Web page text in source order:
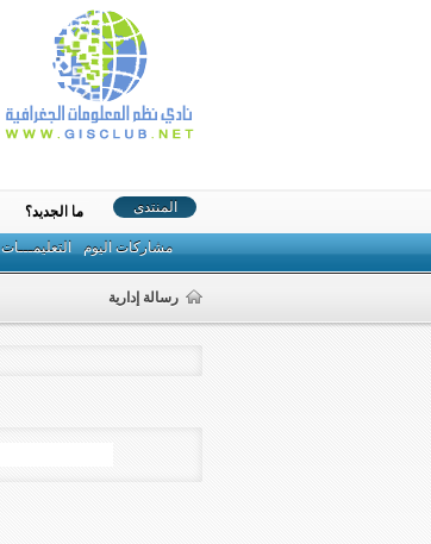
المنتدى
مشاركات اليوم التعليمـــات
ما الجديد؟
رسالة إدارية